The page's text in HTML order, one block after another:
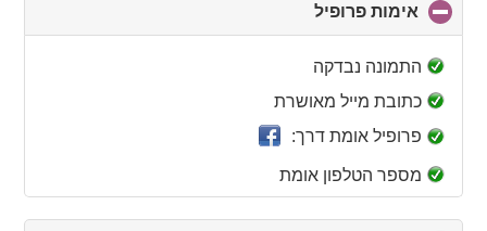
אימות פרופיל
to
התמונה נבדקה
כתובת מייל מאושרת
פרופיל אומת דרך:
מספר הטלפון אומת